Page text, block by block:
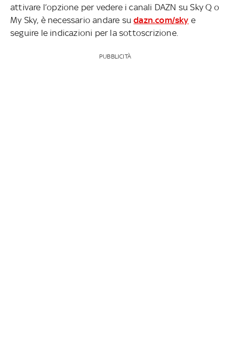
attivare l’opzione per vedere i canali DAZN su Sky Q o
My Sky, è necessario andare sudazn.com/sky e
seguire le indicazioni per la sottoscrizione.
PUBBLICITÀ